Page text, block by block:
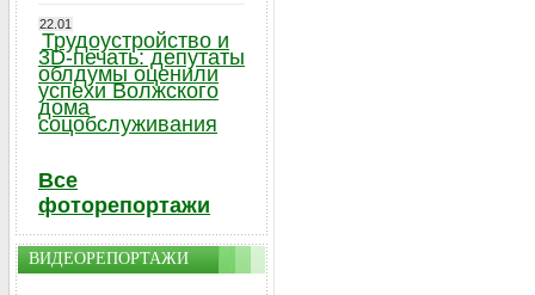
22.01
Трудоустройство и
3D-печать: депутаты
облдумы оценили
успехи Волжского
дома
соцобслуживания
Все
фоторепортажи
ВИДЕОРЕПОРТАЖИ